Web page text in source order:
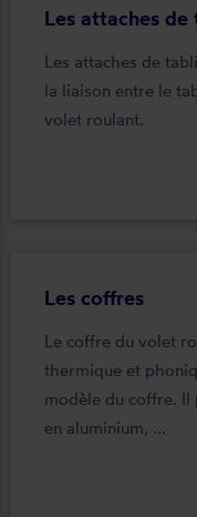
Les attaches de
Les attaches de
la liaison entre le
volet roulant.
Les coffres
Le coffre du volet
thermique et
modèle du coffre. Il
en aluminium, ...